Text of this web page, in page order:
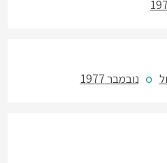
נובמבר 1977